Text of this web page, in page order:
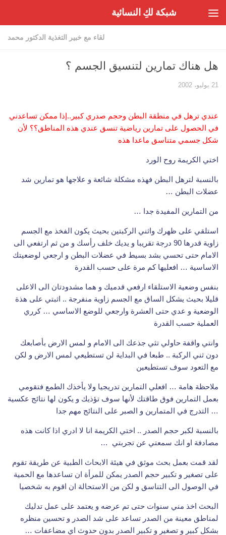
شبكة لكِ النسائية
لقاء مع خبير التغذية الدكتور محمد
هل هناك تمارين لتنسيق الجسم ؟
21 يوليو، 2002
عندي ترهل في منطقة البطن وحجم صدري كبير..إذا ممكن تساعدني
في الحصول على تمارين رياضية تنسق عندي هذه المناطق؟؟ لأن
شكل جسمي متناسق ماعدا هذه
اختي الكريمة روح الورد
بالنسبة لترهل البطن فهذه مشكلة شائعة و علاجها هو تمارين شد
عضلات البطن …
من التمارين المفيدة جدا …
استلقي على ظهرك واثني الركبتين بحيث يكون الفخذ مع الجسم
زاوية قدرها 90 درجة تقريبا و يديك خلف رأسك و من ثم ارتفعي الى
الامام حتى تحسي بشد بسيط في عضلات البطن و ارجعي لوضعيتك
الاساسية … افعليها كم مرة على حسب القدرة
بنفس وضعية الاستلقاء ارفعي قدميك و هما مشدودتان الى الاعلى
قليلا بحيث يشكل الساق مع الجسم زاوية منفرجة .. اثبتي على هذة
الوضعية و عدي حتى العشرة وارجعي للوضع الاساسي … كرري
العملية حسب القدرة
وانتي واقفة حاولي تثي جذعك الى الامام و لمس الارض بأصابعك
دون ثني الركبة .. طبعا في البداية لن تستطيعي لمس الارض و لكن
مع التعود سوف تستطيعين
ملاحظة هامة … افعلي التمارين تدريجيا ولا يأخذك الطمع فتقومي
بعمل التمارين فوق طاقتك لأنها سوف تؤذيك و يكون لها نتائج عكسية
… التدرج في المتمارين و الصبر على النتائج مهم جدا
بالنسبة لكبر حجم الصدر .. اختي الكريمة انا لا ادري اذا كانت هذه
مصادفة او انك سمعتي عن تجربتي
…
لقد قمت بعمل بحث موثق في هيئة الابحاث الطبية عن طريقة تقوم
على تصغير و تكبير حجم الصدر يمكن للمرأة ان تساعدها مع الحمية
في الوصول الى التناسق و لكن من الاستحالة ان اقوم به شخصيا
البحث اخذ مني سنوات حتى تم عرضه و يعتمد على عمل تدليك
لمناطق معينة من الصدر تساعد على شد الصدر و تحسين منظره
بشكل كبير و تصغير و تكبير الصدر بدون حدوث اي مضاعفات …